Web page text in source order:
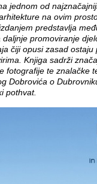
jednom od
na ovim
predstavlja
promoviranje
čiji opusi zasad ostaju
Knjiga sadrži
fotografije te znalačke
Dobrovića o
pothvat.